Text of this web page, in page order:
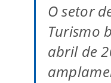
O setor
Turismo
abril de